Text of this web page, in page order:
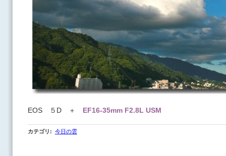
EOS ５D ＋ EF16-35mm F2.8L USM
カテゴリ : 今日の雲